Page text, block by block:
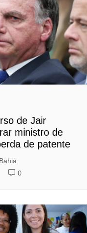
de Jair
ministro de
de patente
0